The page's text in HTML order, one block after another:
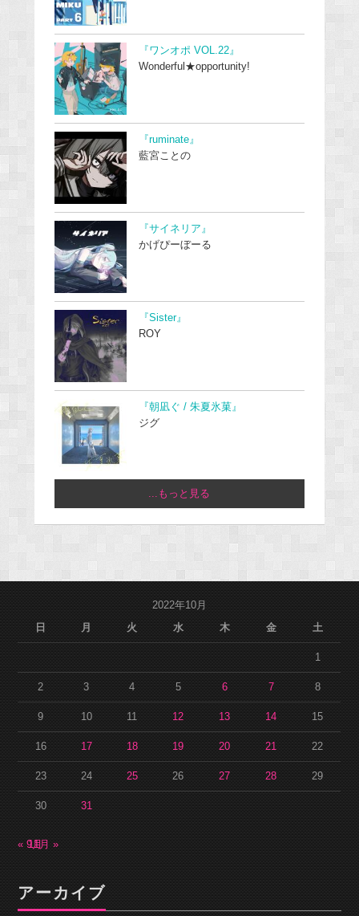
『ワンオポ VOL.22』
Wonderful★opportunity!
『ruminate』
藍宮ことの
『サイネリア』
かげぴーぼーる
『Sister』
ROY
『朝凪ぐ / 朱夏氷菓』
ジグ
...もっと見る
2022年10月
日
月 火 水 木 金 土
1
2 3 4 5 6 7 8
9 10 11 12 13 14 15
16 17 18 19 20 21 22
23 24 25 26 27 28 29
30 31
« 9月
11月 »
アーカイブ